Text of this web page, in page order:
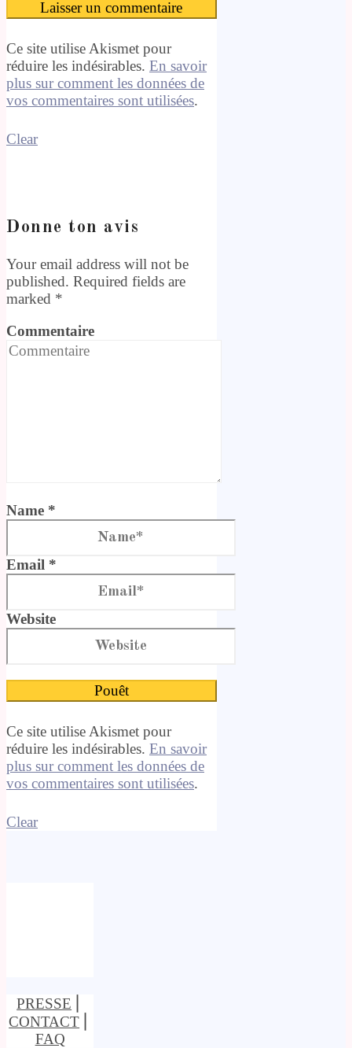
Ce site utilise Akismet pour
réduire les indésirables. En savoir
plus sur comment les données de
vos commentaires sont utilisées.
Clear
Donne ton avis
Your email address will not be
published. Required fields are
marked *
Commentaire
Name *
Email *
Website
Ce site utilise Akismet pour
réduire les indésirables. En savoir
plus sur comment les données de
vos commentaires sont utilisées.
Clear
PRESSE
CONTACT
FAQ